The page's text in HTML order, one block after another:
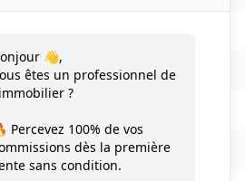
le-Bas(68780)
(68470
👋,
êtes un professionnel de
?
Percevez 100% de vos
dès la première
sans condition.